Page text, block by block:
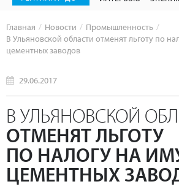
Главная Новости
Промышленность
В Ульяновской области отменят льготу по
цементных заводов
29.06.2017
В УЛЬЯНОВСКОЙ
ОТМЕНЯТ ЛЬГОТУ
ПО НАЛОГУ НА
ЦЕМЕНТНЫХ